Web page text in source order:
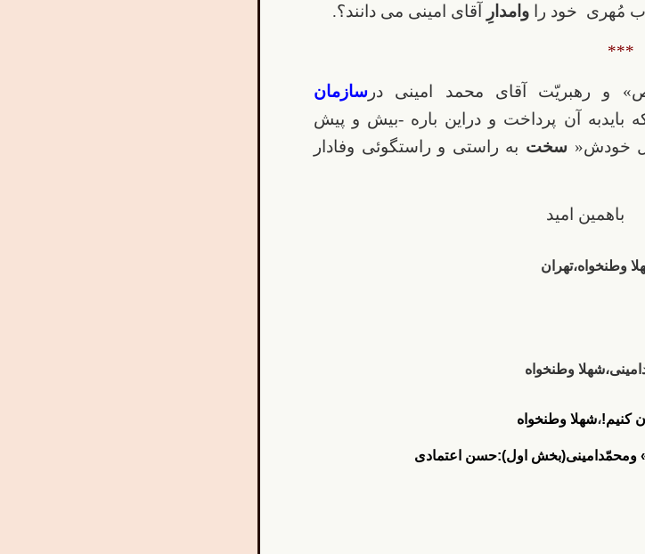
مُهری خود را وامدارِ آقای امینی می دانند؟.
***
و رهبریّت آقای محمد امینی در سازمان
بایدبه آن پرداخت و دراین باره -بیش و پیش
خودش« سخت به راستی و راستگوئی وفادار
باهمین امید
وطنخواه،تهران
،شهلا وطنخواه
کنیم!،شهلا وطنخواه
اول):حسن اعتمادی